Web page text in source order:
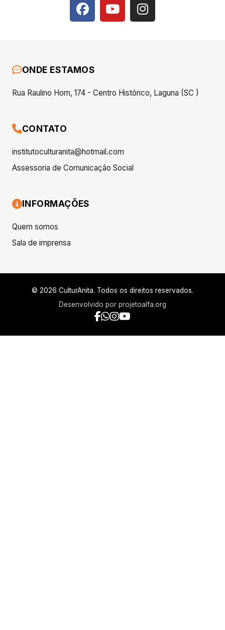
ONDE ESTAMOS
Rua Raulino Horn, 174 - Centro Histórico, Laguna (SC )
CONTATO
institutoculturanita@hotmail.com
Assessoria de Comunicação Social
INFORMAÇÕES
Quem somos
Sala de imprensa
© 2026 CulturAnita. Todos os direitos reservados.
Desenvolvido por projetoalfa.org